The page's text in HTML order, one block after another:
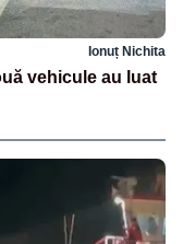
Ionuț Nichita
vehicule au luat